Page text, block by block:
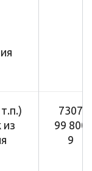
из
7307
99 800
9